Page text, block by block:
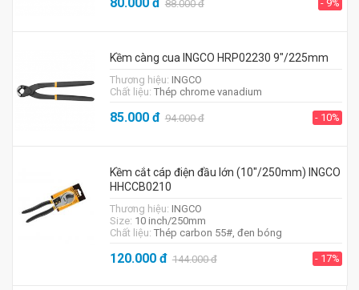
88.000đ - 9%
Kềm càng cua INGCO HRP02230 9"/225mm
Thương hiệu: INGCO
Chất liệu: Thép chrome vanadium
85.000đ 94.000đ - 10%
Kềm cắt cáp điện đầu lớn (10"/250mm) INGCO
HHCCB0210
Thương hiệu: INGCO
Size: 10 inch/250mm
Chất liệu: Thép carbon 55#, đen bóng
120.000đ 144.000đ - 17%